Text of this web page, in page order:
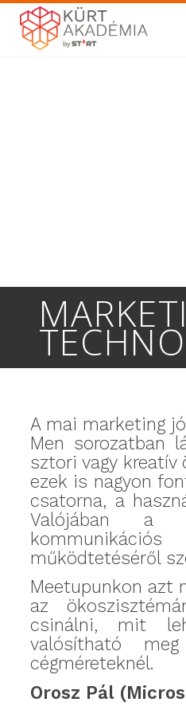
A mai marketing
Men sorozatban
sztori vagy
ezek is nagyon
csatorna, a
Valójában a
működtetéséről
Meetupunkon azt
az
csinálni, mit
valósítható
cégméreteknél.
Orosz Pál